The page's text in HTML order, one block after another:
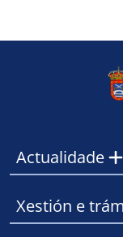
Actualidade
Xestión e